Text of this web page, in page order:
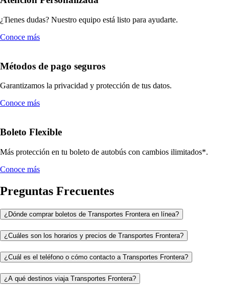
¿Tienes dudas? Nuestro equipo está listo para ayudarte.
Conoce más
Métodos de pago seguros
Garantizamos la privacidad y protección de tus datos.
Conoce más
Boleto Flexible
Más protección en tu boleto de autobús con cambios ilimitados*.
Conoce más
Preguntas Frecuentes
¿Dónde comprar boletos de Transportes Frontera en línea?
¿Cuáles son los horarios y precios de Transportes Frontera?
¿Cuál es el teléfono o cómo contacto a Transportes Frontera?
¿A qué destinos viaja Transportes Frontera?